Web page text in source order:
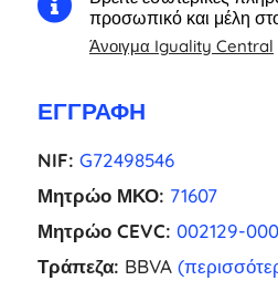
προσωπικό και μέλη
Άνοιγμα Iguality Central
ΕΓΓΡΑΦΉ
NIF: G72498546
Μητρώο ΜΚΟ: 71607
Μητρώο CEVC: 002129-000
Τράπεζα: BBVA